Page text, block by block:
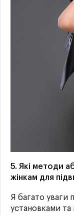
5. Які методи
жінкам для
Я багато уваги
установками